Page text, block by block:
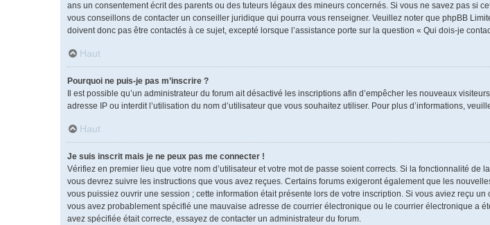
ans un consentement écrit des parents ou des tuteurs légaux des mineurs concernés. Si vous ne savez pas si
vous conseillons de contacter un conseiller juridique qui pourra vous renseigner. Veuillez noter que phpBB
doivent donc pas être contactés à ce sujet, excepté lorsque l’assistance porte sur la question « Qui dois-je
Haut
Pourquoi ne puis-je pas m’inscrire ?
Il est possible qu’un administrateur du forum ait désactivé les inscriptions afin d’empêcher les nouveaux
adresse IP ou interdit l’utilisation du nom d’utilisateur que vous souhaitez utiliser. Pour plus d’informations,
Haut
Je suis inscrit mais je ne peux pas me connecter !
Vérifiez en premier lieu que votre nom d’utilisateur et votre mot de passe soient corrects. Si la fonctionnalité
vous devrez suivre les instructions que vous avez reçues. Certains forums exigeront également que les
vous puissiez ouvrir une session ; cette information était présente lors de votre inscription. Si vous aviez reçu
vous avez probablement spécifié une mauvaise adresse de courrier électronique ou le courrier électronique a
avez spécifiée était correcte, essayez de contacter un administrateur du forum.